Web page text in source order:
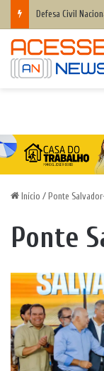
Início / Ponte
Ponte